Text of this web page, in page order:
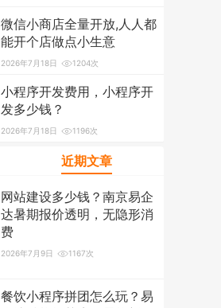
微信小商店全量开放,人人都
能开个店做点小生意
2026年7月18日 1204次
小程序开发费用，小程序开
发多少钱？
2026年7月18日 1196次
近期文章
网站建设多少钱？南京易企
达暑期报价透明，无隐形消
费
2026年7月9日 1167次
餐饮小程序拼团怎么玩？易